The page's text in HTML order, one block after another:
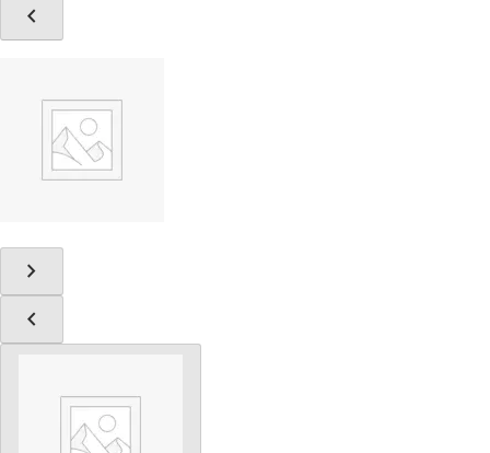
chevron_left
chevron_right
chevron_left